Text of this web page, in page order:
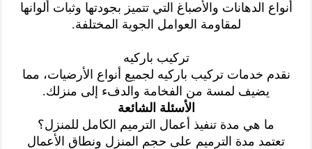
أنواع الدهانات والأصباغ التي تتميز بجودتها وثبات ألوانها
لمقاومة العوامل الجوية المختلفة.
تركيب باركيه
نقدم خدمات تركيب باركيه لجميع أنواع الأرضيات، مما
يضيف لمسة من الفخامة والدفء إلى منزلك.
الأسئلة الشائعة
ما هي مدة تنفيذ أعمال الترميم الكامل للمنزل؟
تعتمد مدة الترميم على حجم المنزل ونطاق الأعمال